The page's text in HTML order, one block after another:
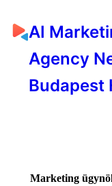
AI
Agency
Budapest
Marketing